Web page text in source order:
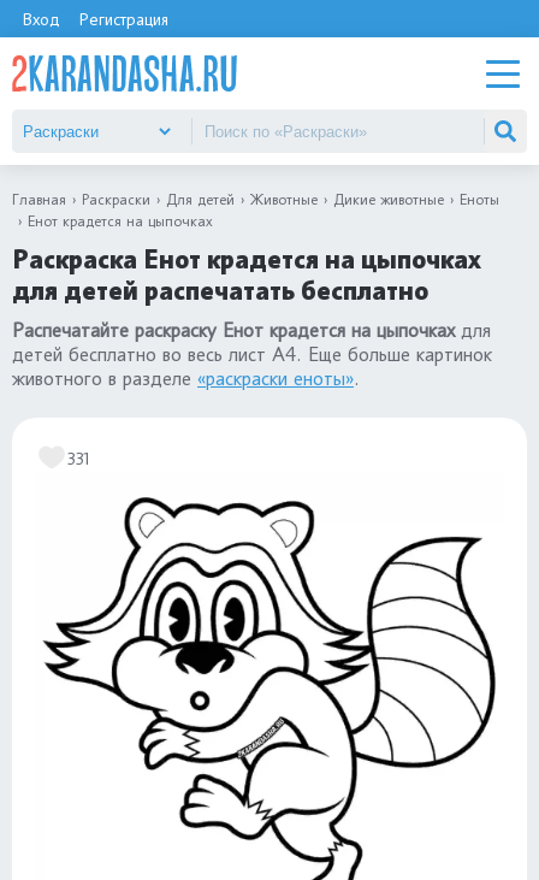
Вход Регистрация
Главная Раскраски Для детей Животные Дикие животные
Еноты
Енот крадется на цыпочках
Раскраска Енот крадется на цыпочках
для детей распечатать бесплатно
Распечатайте раскраску Енот крадется на цыпочкахдля
детей бесплатно во весь лист А4. Еще больше картинок
животного в разделе «раскраски еноты».
331